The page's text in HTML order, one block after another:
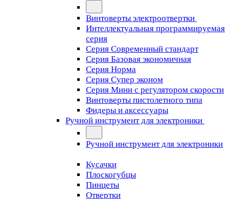
Винтоверты электроотвертки
Интеллектуальная программируемая
серия
Серия Современный стандарт
Серия Базовая экономичная
Серия Норма
Серия Cупер эконом
Серия Мини с регулятором скорости
Винтоверты пистолетного типа
Фидеры и аксессуары
Ручной инструмент для электроники
Ручной инструмент для электроники
Кусачки
Плоскогубцы
Пинцеты
Отвертки